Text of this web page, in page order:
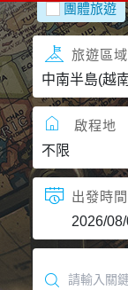
精彩越南
熱門韓國
超夯日本
悠遊美加
遊輪河輪
世界臻旅
團體旅遊
旅遊區域
啟程地
出發時間